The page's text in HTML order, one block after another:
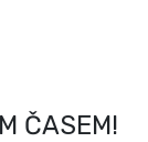
ČASEM!